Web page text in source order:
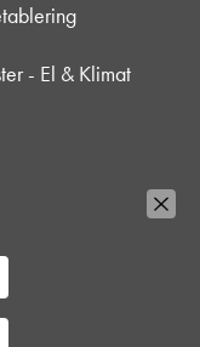
- El & Klimat